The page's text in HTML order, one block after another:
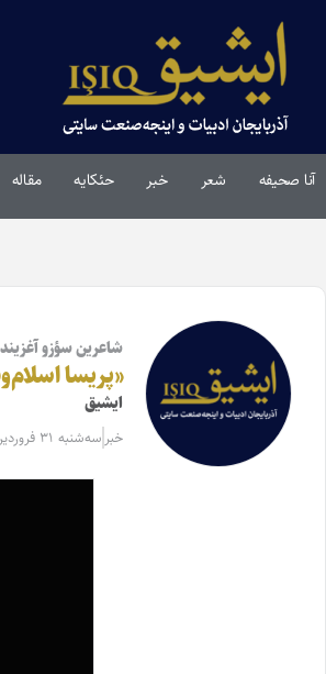
آنا صحیفه شعر خبر حئکایه مقاله‌
شاعرین سؤزو
«پریسا
ایشیق
خبر سه‌شنبه ۳۱ فروردین ۱۴۰۰